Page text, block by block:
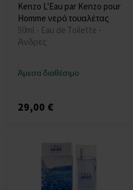
Kenzo L'Eau par Kenzo pour
Homme νερό τουαλέτας
50ml - Eau de Toilette -
Άνδρες
Άμεσα διαθέσιμο
29,00 €